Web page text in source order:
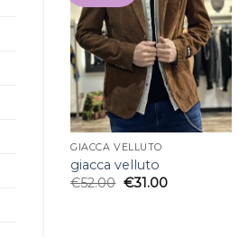
GIACCA VELLUTO
giacca velluto
€52.00 €31.00